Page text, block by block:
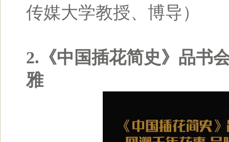
传媒大学教授、博导）
2.《中国插花简史》品
雅